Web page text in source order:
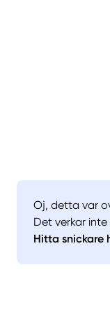
Oj, detta var
Det verkar
Hitta snickare